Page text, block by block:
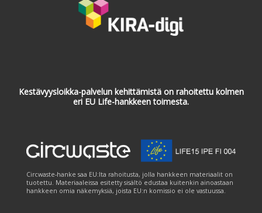
Kestävyysloikka-palvelun kehittämistä on rahoitettu kolmen
eri EU Life-hankkeen toimesta.
Circwaste-hanke saa EU:lta rahoitusta, jolla hankkeen materiaalit on
tuotettu. Materiaaleissa esitetty sisältö edustaa kuitenkin ainoastaan
hankkeen omia näkemyksiä, joista EU:n komissio ei ole vastuussa.